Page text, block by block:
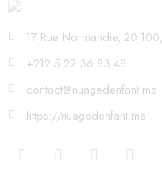
17 Rue Normandie, 20
+212 5 22 36 83 48
contact@nuagedenfant.ma
https://nuagedenfant.ma